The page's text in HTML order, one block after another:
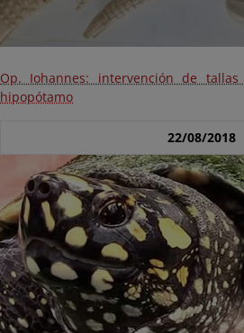
Op. Iohannes: intervención de
hipopótamo
22/08/2018